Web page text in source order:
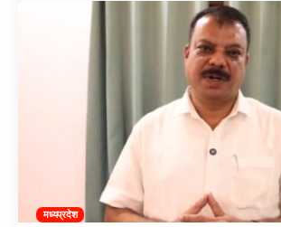
मध्यप्रदेश